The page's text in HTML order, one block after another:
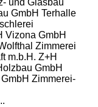
und Glasbau
GmbH Terhalle
Vizona GmbH
Zimmerei
m.b.H. Z+H
GmbH
Zimmerei-